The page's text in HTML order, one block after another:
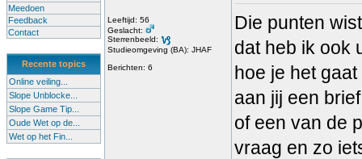
Meedoen
Feedback
Contact
Recente topics
Online veiling...
Slope Unblocke...
Slope Game Tip...
Oude Wet op de...
Wet op het Fin...
Leeftijd: 56
Geslacht:
Sterrenbeeld:
Studieomgeving (BA): JHAF
Berichten: 6
Die punten
dat heb ik ook
hoe je het
aan jij een
of een van de
vraag en zo